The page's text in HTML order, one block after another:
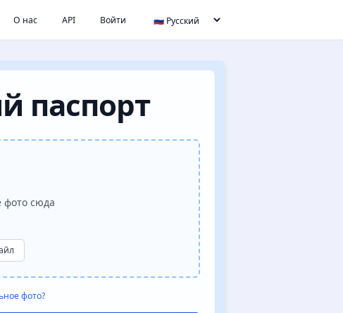
О нас API Войти
паспорт
сюда
фото?